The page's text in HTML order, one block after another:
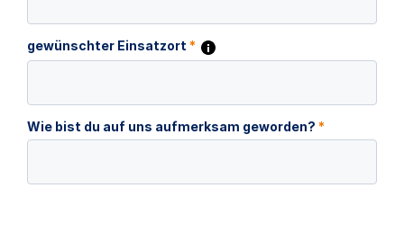
gewünschter Einsatzort *
Wie bist du auf uns aufmerksam geworden? *